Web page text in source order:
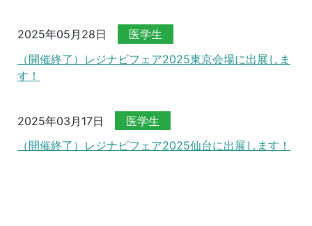
2025年05月28日
医学生
（開催終了）レジナビフェア2025東京会場に出展しま
す！
2025年03月17日
医学生
（開催終了）レジナビフェア2025仙台に出展します！